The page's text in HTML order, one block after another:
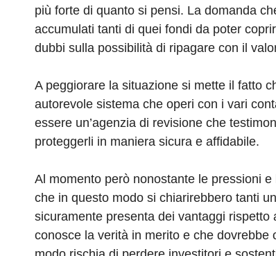
più forte di quanto si pensi. La domanda
accumulati tanti di quei fondi da poter
dubbi sulla possibilità di ripagare con il
A peggiorare la situazione si mette il fatto
autorevole sistema che operi con i vari
essere un’agenzia di revisione che
proteggerli in maniera sicura e affidabile.
Al momento però nonostante le pressioni
che in questo modo si chiarirebbero tanti
sicuramente presenta dei vantaggi
conosce la verità in merito e che